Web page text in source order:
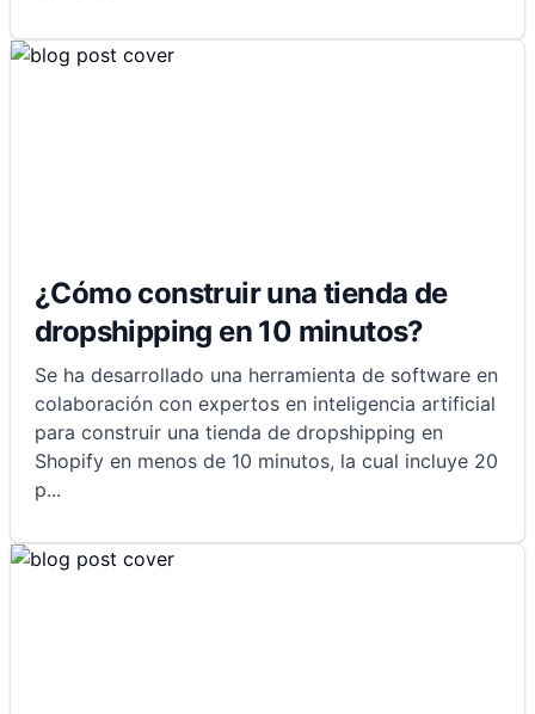
¿Cómo construir una tienda de
dropshipping en 10 minutos?
Se ha desarrollado una herramienta de software en
colaboración con expertos en inteligencia artificial
para construir una tienda de dropshipping en
Shopify en menos de 10 minutos, la cual incluye 20
p...